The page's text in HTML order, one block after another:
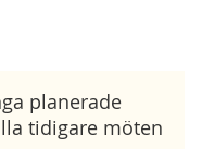
planerade
tidigare möten